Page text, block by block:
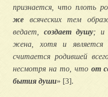
признается, что плоть
же всяческих
тем
ведает,
создает душу; и
жена, хотя и является
считается родившей
несмотря на то, что от
бытия души» [3].